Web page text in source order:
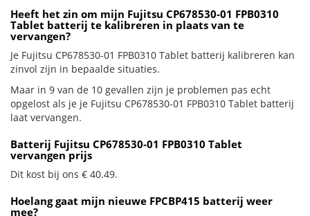
Heeft het zin om mijn Fujitsu CP678530-01 FPB0310
Tablet batterij te kalibreren in plaats van te
vervangen?
Je Fujitsu CP678530-01 FPB0310 Tablet batterij kalibreren kan
zinvol zijn in bepaalde situaties.
Maar in 9 van de 10 gevallen zijn je problemen pas echt
opgelost als je je Fujitsu CP678530-01 FPB0310 Tablet batterij
laat vervangen.
Batterij Fujitsu CP678530-01 FPB0310 Tablet
vervangen prijs
Dit kost bij ons € 40.49.
Hoelang gaat mijn nieuwe FPCBP415 batterij weer
mee?